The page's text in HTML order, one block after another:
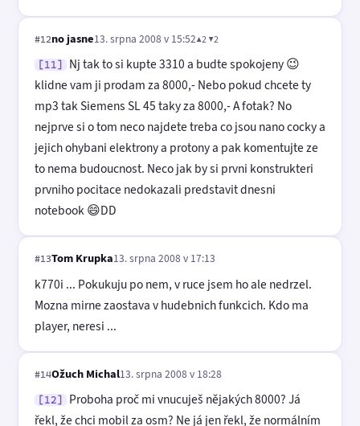
#12no jasne13. srpna 2008 v 15:52▲2 ▼2
[11]
Nj tak to si kupte 3310 a budte spokojeny 😉
klidne vam ji prodam za 8000,- Nebo pokud chcete ty
mp3 tak Siemens SL 45 taky za 8000,- A fotak? No
nejprve si o tom neco najdete treba co jsou nano cocky a
jejich ohybani elektrony a protony a pak komentujte ze
to nema budoucnost. Neco jak by si prvni konstrukteri
prvniho pocitace nedokazali predstavit dnesni
notebook 😄DD
#13Tom Krupka13. srpna 2008 v 17:13
k770i ... Pokukuju po nem, v ruce jsem ho ale nedrzel.
Mozna mirne zaostava v hudebnich funkcich. Kdo ma
player, neresi ...
#14Ožuch Michal13. srpna 2008 v 18:28
[12]
Proboha proč mi vnucuješ nějakých 8000? Já
řekl, že chci mobil za osm? Ne já jen řekl, že normálním